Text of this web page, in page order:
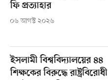
ফি প্রত্যাহার
০৬ আগস্ট ২০২৬
ইসলামী বিশ্ববিদ্যালয়ের ৪৪
শিক্ষকের বিরুদ্ধে রাষ্ট্রবিরোধী